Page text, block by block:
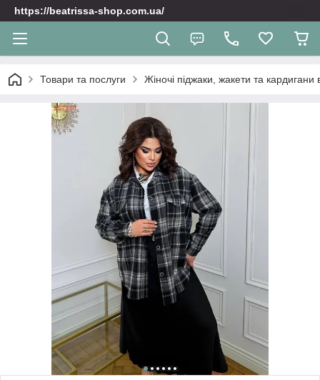
https://beatrissa-shop.com.ua/
Товари та послуги Жіночі піджаки, жакети та кардигани